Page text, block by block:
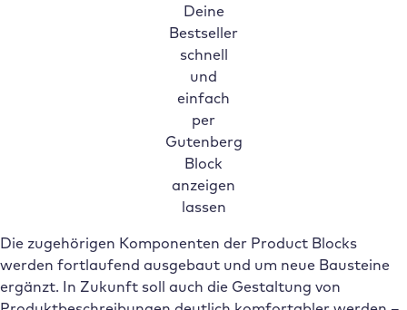
Deine
Bestseller
schnell
und
einfach
per
Gutenberg
Block
anzeigen
lassen
Die zugehörigen Komponenten der Product Blocks
werden fortlaufend ausgebaut und um neue Bausteine
ergänzt. In Zukunft soll auch die Gestaltung von